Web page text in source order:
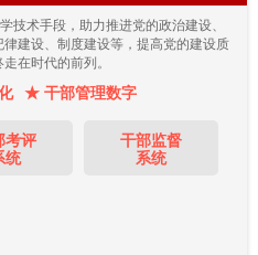
技术手段，助力推进党的政治建设、
建设、制度建设等，提高党的建设质
在时代的前列。
★ 干部管理数字
考评
统
干部监督
系统